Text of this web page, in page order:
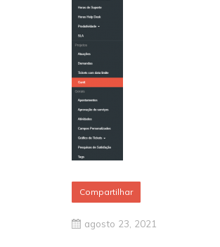
Compartilhar
agosto 23, 2021